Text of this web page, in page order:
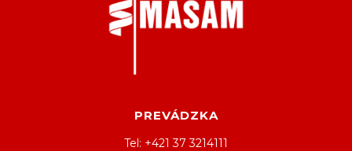
PREVÁDZKA
Tel: +421 37 3214111